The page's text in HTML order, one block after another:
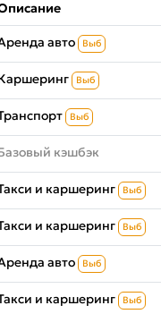
авто Выб
Выб
Выб
кэшбэк
и каршеринг Выб
и каршеринг Выб
авто Выб
и каршеринг Выб